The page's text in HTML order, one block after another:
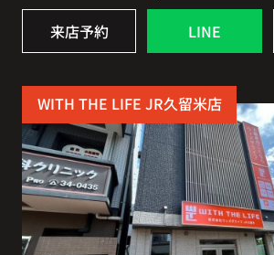
来店予約 LINE
WITH THE LIFE JR久留米店